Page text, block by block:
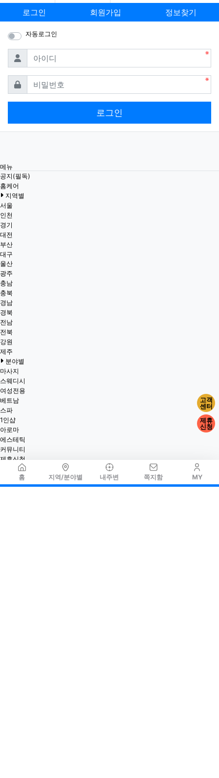
홈 지역/분야별 내주변 쪽지함 MY
로그인 회원가입 정보찾기
자동로그인
아이디
비밀번호
로그인
메뉴
공지(필독)
홈케어
지역별
서울
인천
경기
대전
부산
대구
울산
광주
충남
충북
경남
경북
전남
전북
강원
제주
분야별
마사지
스웨디시
여성전용
베트남
스파
1인샵
아로마
에스테틱
커뮤니티
제휴신청
고객
센터
제휴
신청